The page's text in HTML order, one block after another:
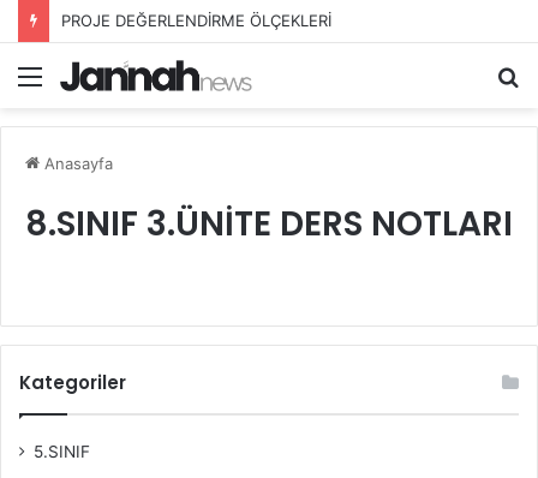
PROJE DEĞERLENDİRME ÖLÇEKLERİ
Menü
Anasayfa
8.SINIF 3.ÜNİTE DERS NOTLARI
Kategoriler
5.SINIF